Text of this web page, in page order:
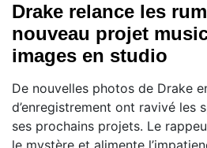
Drake relance les
nouveau projet
images en studio
De nouvelles photos de Drake
d’enregistrement ont ravivé les
ses prochains projets. Le
le mystère et alimente